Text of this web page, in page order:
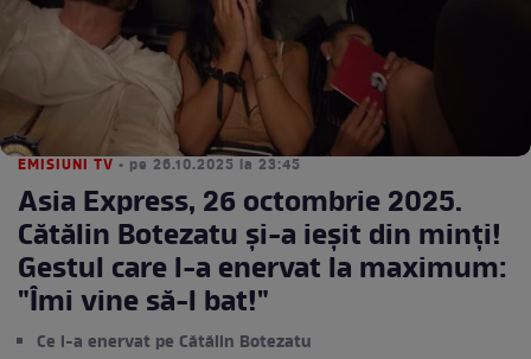
EMISIUNI TV • pe 26.10.2025 la 23:45
Asia Express, 26 octombrie 2025.
Cătălin Botezatu și-a ieșit din minți!
Gestul care l-a enervat la maximum:
"Îmi vine să-l bat!"
Ce l-a enervat pe Cătălin Botezatu